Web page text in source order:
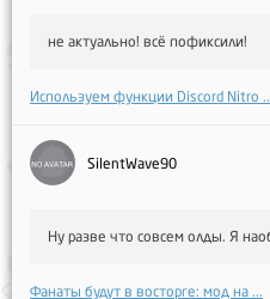
не актуально! всё пофиксили!
Используем функции Discord Nitro
SilentWave90
Ну разве что совсем олды. Я
Фанаты будут в восторге: мод на ...